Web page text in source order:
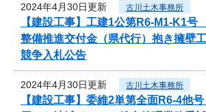
2024年4月30日更新 古川土木事務所
【建設工事】工建1公第R6-M1-K1
整備推進交付金（県代行）抱き擁壁
競争入札公告
2024年4月30日更新 古川土木事務所
【建設工事】委維2単第全面R6-4